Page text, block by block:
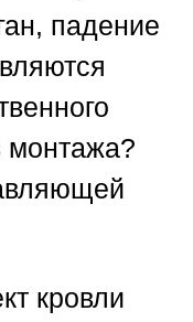
падение
монтажа?
кровли